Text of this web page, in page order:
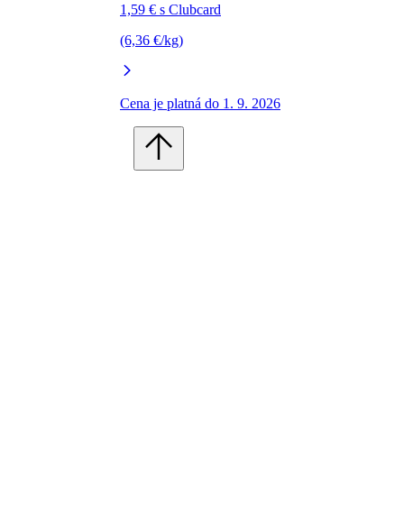
1,59 € s Clubcard
(6,36 €/kg)
Cena je platná do 1. 9. 2026